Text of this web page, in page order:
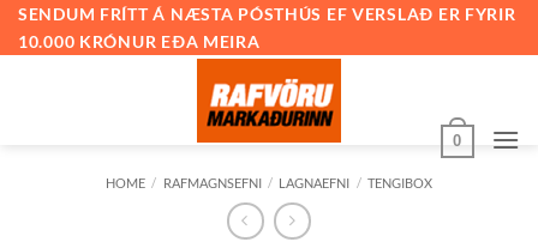
SkipSENDUM FRÍTT Á NÆSTA PÓSTHÚS EF VERSLAÐ ER FYRIR
10.000 KRÓNUR EÐA MEIRA
0
HOME / RAFMAGNSEFNI / LAGNAEFNI / TENGIBOX